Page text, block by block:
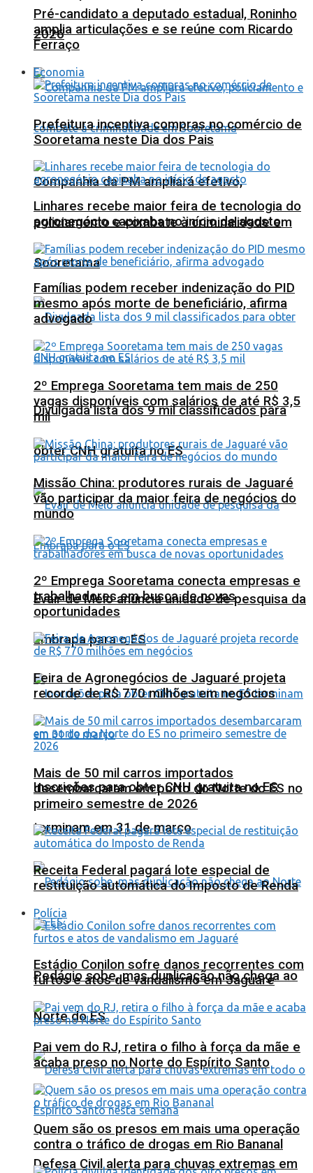
2026
Companhia da PM ampliará efetivo,
policiamento e combate à criminalidade em
Sooretama
Divulgada lista dos 9 mil classificados para
obter CNH gratuita no ES
Evair de Melo anuncia unidade de pesquisa da
Embrapa para o ES
Inscrições para obter CNH gratuita no ES
terminam em 31 de março
Pedágio sobe, mas duplicação não chega ao
Norte do ES
Defesa Civil alerta para chuvas extremas em
Pré-candidato a deputado estadual, Roninho
amplia articulações e se reúne com Ricardo
Ferraço
Economia
Prefeitura incentiva compras no comércio de
Sooretama neste Dia dos Pais
Linhares recebe maior feira de tecnologia do
agronegócio capixaba no início de agosto
Famílias podem receber indenização do PID
mesmo após morte de beneficiário, afirma
advogado
2º Emprega Sooretama tem mais de 250
vagas disponíveis com salários de até R$ 3,5
mil
Missão China: produtores rurais de Jaguaré
vão participar da maior feira de negócios do
mundo
2º Emprega Sooretama conecta empresas e
trabalhadores em busca de novas
oportunidades
Feira de Agronegócios de Jaguaré projeta
recorde de R$ 770 milhões em negócios
Mais de 50 mil carros importados
desembarcaram em porto do Norte do ES no
primeiro semestre de 2026
Receita Federal pagará lote especial de
restituição automática do Imposto de Renda
Polícia
Estádio Conilon sofre danos recorrentes com
furtos e atos de vandalismo em Jaguaré
Pai vem do RJ, retira o filho à força da mãe e
acaba preso no Norte do Espírito Santo
Quem são os presos em mais uma operação
contra o tráfico de drogas em Rio Bananal